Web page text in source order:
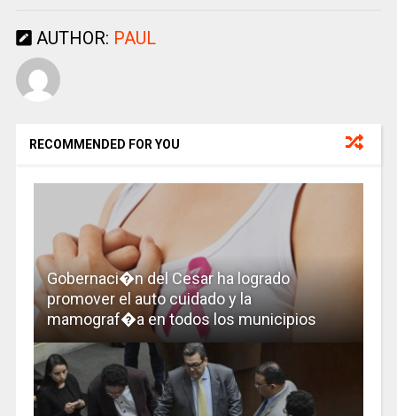
AUTHOR: PAUL
RECOMMENDED FOR YOU
Gobernaci�n del Cesar ha logrado
promover el auto cuidado y la
mamograf�a en todos los municipios